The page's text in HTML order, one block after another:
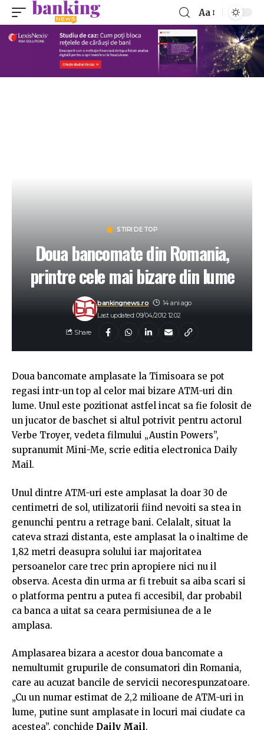
Aa
STIRI DE TOP
Doua bancomate din Romania,
printre cele mai bizare din lume
Last updated: 09/04/2012 12:02
bankingnews.ro 14 ani ago
Share
Doua bancomate amplasate la Timisoara se pot
regasi intr-un top al celor mai bizare ATM-uri din
lume. Unul este pozitionat astfel incat sa fie folosit de
un jucator de baschet si altul potrivit pentru actorul
Verbe Troyer, vedeta filmului „Austin Powers”,
supranumit Mini-Me, scrie editia electronica Daily
Mail.
Unul dintre ATM-uri este amplasat la doar 30 de
centimetri de sol, utilizatorii fiind nevoiti sa stea in
genunchi pentru a retrage bani. Celalalt, situat la
cateva strazi distanta, este amplasat la o inaltime de
1,82 metri deasupra solului iar majoritatea
persoanelor care trec prin apropiere nici nu il
observa. Acesta din urma ar fi trebuit sa aiba scari si
o platforma pentru a putea fi accesibil, dar probabil
ca banca a uitat sa ceara permisiunea de a le
amplasa.
Amplasarea bizara a acestor doua bancomate a
nemultumit grupurile de consumatori din Romania,
care au acuzat bancile de servicii necorespunzatoare.
„Cu un numar estimat de 2,2 milioane de ATM-uri in
lume, putine sunt amplasate in locuri mai ciudate ca
acestea”, conchide Daily Mail.